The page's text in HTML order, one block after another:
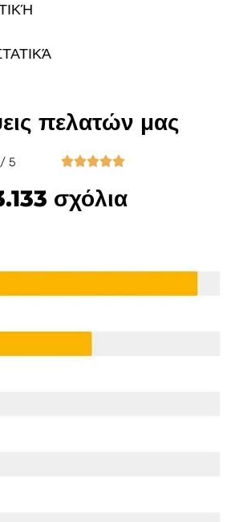
πελατών μας
5 
σχόλια